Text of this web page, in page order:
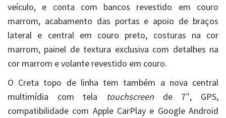
veículo, e conta com bancos revestido em couro
marrom, acabamento das portas e apoio de braços
lateral e central em couro preto, costuras na cor
marrom, painel de textura exclusiva com detalhes na
cor marrom e volante revestido em couro.
O Creta topo de linha tem também a nova central
multimídia com tela touchscreen de 7″, GPS,
compatibilidade com Apple CarPlay e Google Android